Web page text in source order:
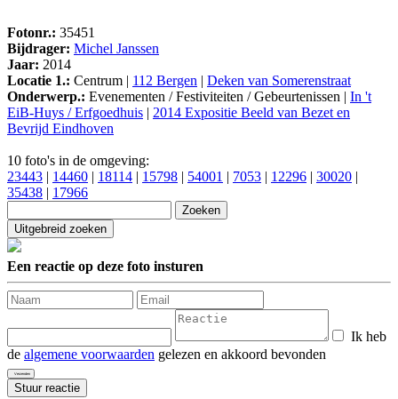
Fotonr.: 35451
Bijdrager: Michel Janssen
Jaar: 2014
Locatie 1.: Centrum | 112 Bergen | Deken van Somerenstraat
Onderwerp.: Evenementen / Festiviteiten / Gebeurtenissen | In 't
EiB-Huys / Erfgoedhuis | 2014 Expositie Beeld van Bezet en
Bevrijd Eindhoven
10 foto's in de omgeving:
23443 | 14460 | 18114 | 15798 | 54001 | 7053 | 12296 | 30020 |
35438 | 17966
Een reactie op deze foto insturen
Ik heb
de algemene voorwaarden gelezen en akkoord bevonden